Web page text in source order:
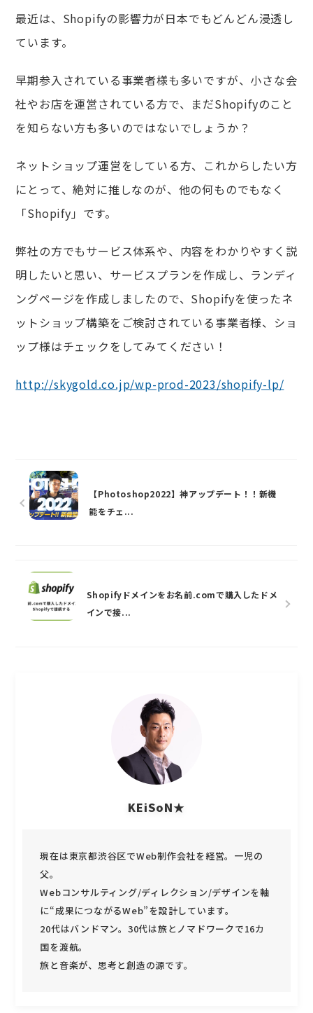
最近は、Shopifyの影響力が日本でもどんどん浸透し
ています。
早期参入されている事業者様も多いですが、小さな会
社やお店を運営されている方で、まだShopifyのこと
を知らない方も多いのではないでしょうか？
ネットショップ運営をしている方、これからしたい方
にとって、絶対に推しなのが、他の何ものでもなく
「Shopify」です。
弊社の方でもサービス体系や、内容をわかりやすく説
明したいと思い、サービスプランを作成し、ランディ
ングページを作成しましたので、Shopifyを使ったネ
ットショップ構築をご検討されている事業者様、ショ
ップ様はチェックをしてみてください！
http://skygold.co.jp/wp-prod-2023/shopify-lp/
【Photoshop2022】神アップデート！！新機
能をチェ...
Shopifyドメインをお名前.comで購入したドメ
インで接...
KEiSoN★
現在は東京都渋谷区でWeb制作会社を経営。一児の
父。
Webコンサルティング/ディレクション/デザインを軸
に“成果につながるWeb”を設計しています。
20代はバンドマン。30代は旅とノマドワークで16カ
国を渡航。
旅と音楽が、思考と創造の源です。